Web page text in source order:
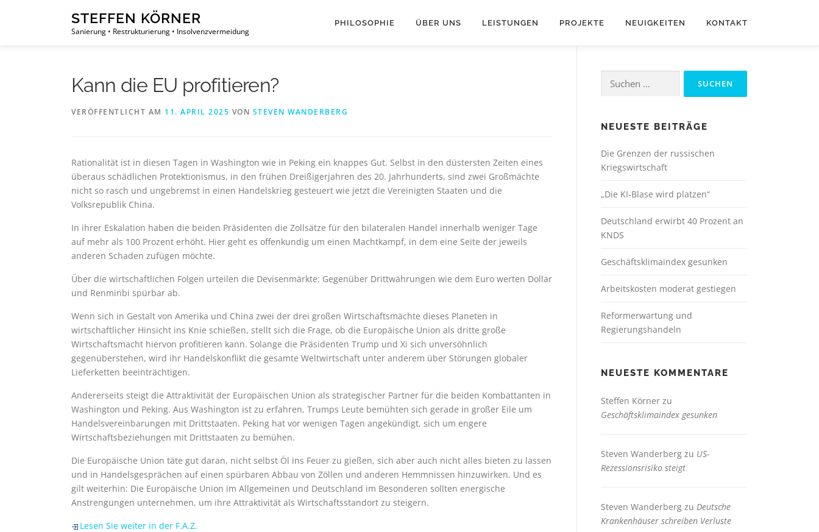
STEFFEN KÖRNER
Sanierung • Restrukturierung • Insolvenzvermeidung
PHILOSOPHIE ÜBER UNS LEISTUNGEN PROJEKTE NEUIGKEITEN KONTAKT
Kann die EU profitieren?
VERÖFFENTLICHT AM 11. APRIL 2025 VON STEVEN WANDERBERG
Rationalität ist in diesen Tagen in Washington wie in Peking ein knappes Gut. Selbst in den düstersten Zeiten eines
überaus schädlichen Protektionismus, in den frühen Dreißigerjahren des 20. Jahrhunderts, sind zwei Großmächte
nicht so rasch und ungebremst in einen Handelskrieg gesteuert wie jetzt die Vereinigten Staaten und die
Volksrepublik China.
In ihrer Eskalation haben die beiden Präsidenten die Zollsätze für den bilateralen Handel innerhalb weniger Tage
auf mehr als 100 Prozent erhöht. Hier geht es offenkundig um einen Machtkampf, in dem eine Seite der jeweils
anderen Schaden zufügen möchte.
Über die wirtschaftlichen Folgen urteilen die Devisenmärkte: Gegenüber Drittwährungen wie dem Euro werten Dollar
und Renminbi spürbar ab.
Wenn sich in Gestalt von Amerika und China zwei der drei großen Wirtschaftsmächte dieses Planeten in
wirtschaftlicher Hinsicht ins Knie schießen, stellt sich die Frage, ob die Europäische Union als dritte große
Wirtschaftsmacht hiervon profitieren kann. Solange die Präsidenten Trump und Xi sich unversöhnlich
gegenüberstehen, wird ihr Handelskonflikt die gesamte Weltwirtschaft unter anderem über Störungen globaler
Lieferketten beeinträchtigen.
Andererseits steigt die Attraktivität der Europäischen Union als strategischer Partner für die beiden Kombattanten in
Washington und Peking. Aus Washington ist zu erfahren, Trumps Leute bemühten sich gerade in großer Eile um
Handelsvereinbarungen mit Drittstaaten. Peking hat vor wenigen Tagen angekündigt, sich um engere
Wirtschaftsbeziehungen mit Drittstaaten zu bemühen.
Die Europäische Union täte gut daran, nicht selbst Öl ins Feuer zu gießen, sich aber auch nicht alles bieten zu lassen
und in Handelsgesprächen auf einen spürbaren Abbau von Zöllen und anderen Hemmnissen hinzuwirken. Und es
gilt weiterhin: Die Europäische Union im Allgemeinen und Deutschland im Besonderen sollten energische
Anstrengungen unternehmen, um ihre Attraktivität als Wirtschaftsstandort zu steigern.
Lesen Sie weiter in der F.A.Z.
Suchen
nach:
NEUESTE BEITRÄGE
Die Grenzen der russischen
Kriegswirtschaft
„Die KI-Blase wird platzen“
Deutschland erwirbt 40 Prozent an
KNDS
Geschäftsklimaindex gesunken
Arbeitskosten moderat gestiegen
Reformerwartung und
Regierungshandeln
NEUESTE KOMMENTARE
Steffen Körner zu
Geschäftsklimaindex gesunken
Steven Wanderberg zu US-
Rezessionsrisiko steigt
Steven Wanderberg zu Deutsche
Krankenhäuser schreiben Verluste